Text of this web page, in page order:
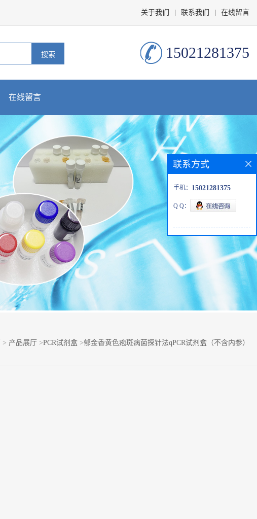
关于我们 联系我们 在线留言
15021281375
在线留言
> 产品展厅 >PCR试剂盒 >郁金香黄色疱斑病菌探针法qPCR试剂盒（不含内参）
联系方式
手机： 15021281375
Q Q：